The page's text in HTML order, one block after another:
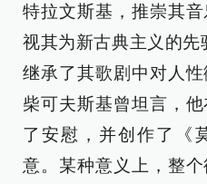
特拉文斯基，推崇其
视其为新古典主义的先
继承了其歌剧中对人
柴可夫斯基曾坦言，
了安慰，并创作了《
意。某种意义上，整